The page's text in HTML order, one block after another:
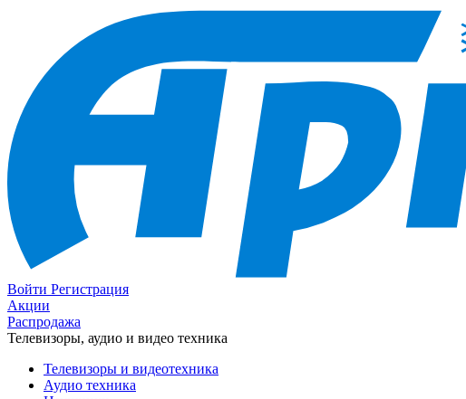
Войти Регистрация
Акции
Распродажа
Телевизоры, аудио и видео техника
Телевизоры и видеотехника
Аудио техника